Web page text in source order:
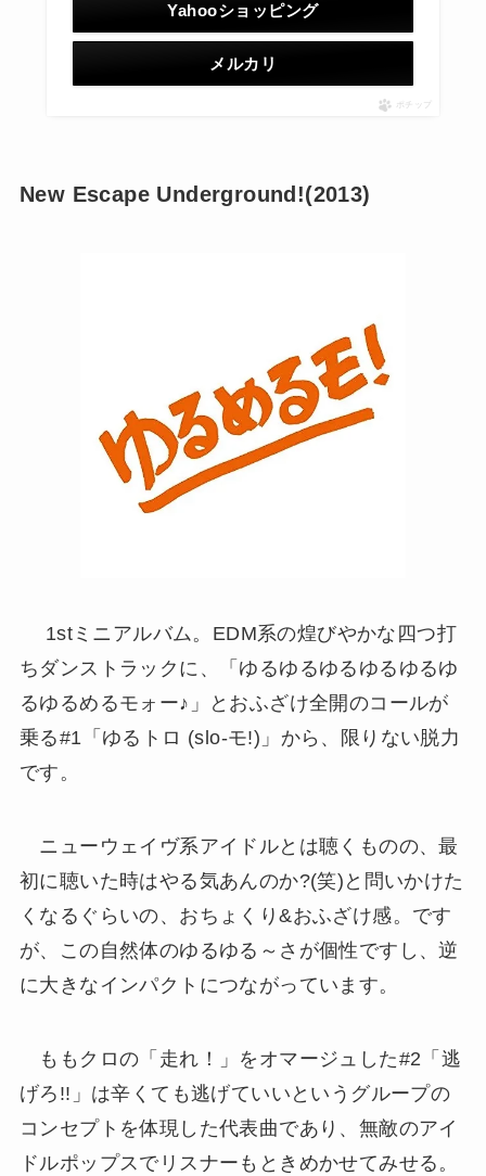
Yahooショッピング
メルカリ
ポチップ
New Escape Underground!(2013)
1stミニアルバム。EDM系の煌びやかな四つ打
ちダンストラックに、「ゆるゆるゆるゆるゆるゆ
るゆるめるモォー♪」とおふざけ全開のコールが
乗る#1「ゆるトロ (slo-モ!)」から、限りない脱力
です。
ニューウェイヴ系アイドルとは聴くものの、最
初に聴いた時はやる気あんのか?(笑)と問いかけた
くなるぐらいの、おちょくり&おふざけ感。です
が、この自然体のゆるゆる～さが個性ですし、逆
に大きなインパクトにつながっています。
ももクロの「走れ！」をオマージュした#2「逃
げろ!!」は辛くても逃げていいというグループの
コンセプトを体現した代表曲であり、無敵のアイ
ドルポップスでリスナーもときめかせてみせる。